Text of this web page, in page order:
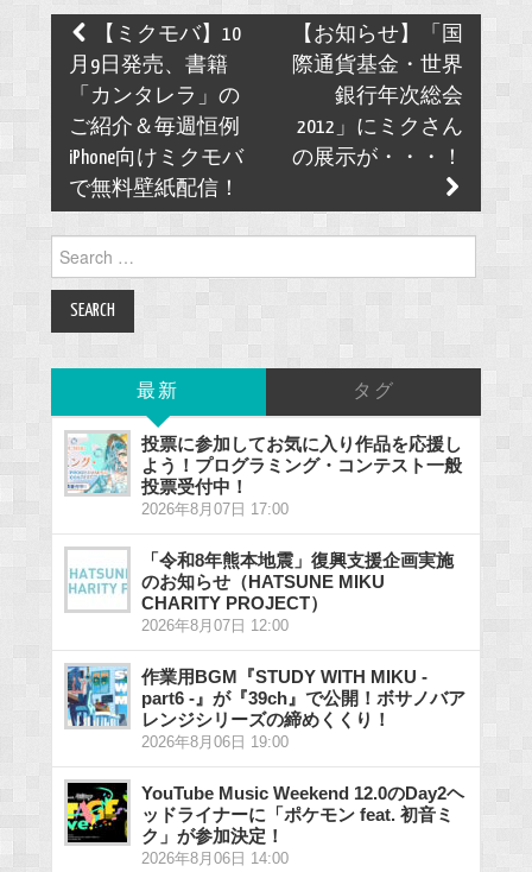
Post
navigation
【ミクモバ】10
月9日発売、書籍
「カンタレラ」の
ご紹介＆毎週恒例
iPhone向けミクモバ
で無料壁紙配信！
【お知らせ】「国
際通貨基金・世界
銀行年次総会
2012」にミクさん
の展示が・・・！
for:
最新 タグ
投票に参加してお気に入り作品を応援し
よう！プログラミング・コンテスト一般
投票受付中！
2026年8月07日 17:00
「令和8年熊本地震」復興支援企画実施
のお知らせ（HATSUNE MIKU
CHARITY PROJECT）
2026年8月07日 12:00
作業用BGM『STUDY WITH MIKU -
part6 -』が『39ch』で公開！ボサノバア
レンジシリーズの締めくくり！
2026年8月06日 19:00
YouTube Music Weekend 12.0のDay2ヘ
ッドライナーに「ポケモン feat. 初音ミ
ク」が参加決定！
2026年8月06日 14:00